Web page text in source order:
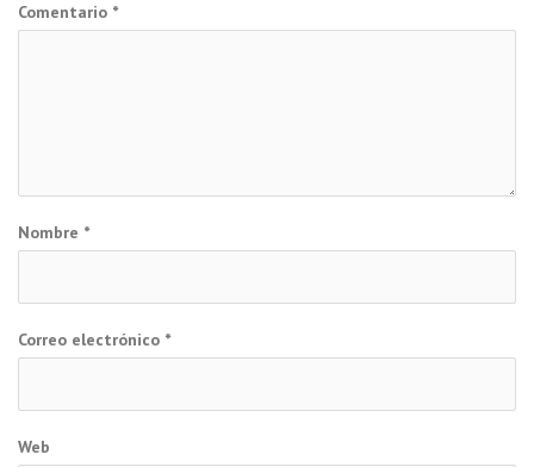
Comentario *
Nombre *
Correo electrónico *
Web